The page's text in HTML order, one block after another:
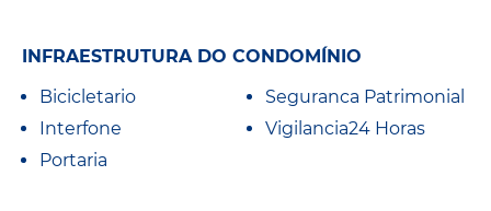
INFRAESTRUTURA DO CONDOMÍNIO
Bicicletario
Interfone
Portaria
Seguranca Patrimonial
Vigilancia24 Horas